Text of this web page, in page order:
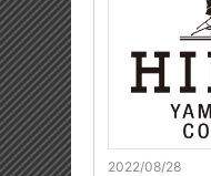
2022/08/28